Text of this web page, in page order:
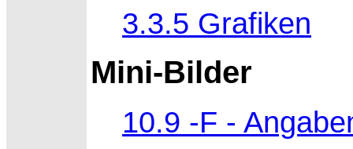
3.3.5 Grafiken
Mini-Bilder
10.9 -F -